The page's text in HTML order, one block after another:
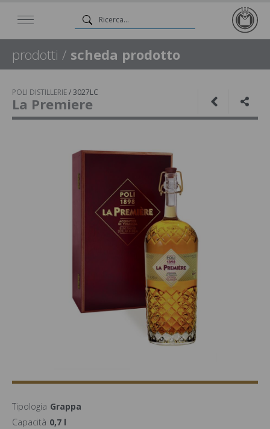
prodotti / scheda prodotto
POLI DISTILLERIE/3027LC
La Premiere
Tipologia Grappa
Capacità 0,7 l